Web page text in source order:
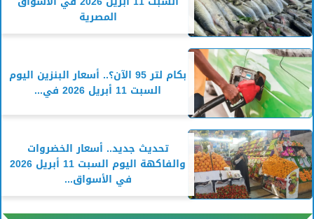
المصرية
بكام لتر 95 الآن؟.. أسعار البنزين اليوم
السبت 11 أبريل 2026 في...
تحديث جديد.. أسعار الخضروات
والفاكهة اليوم السبت 11 أبريل 2026
في الأسواق...